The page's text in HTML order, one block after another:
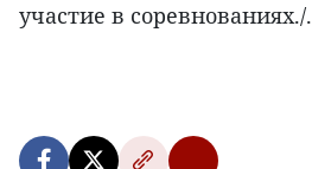
участие в соревнованиях./.